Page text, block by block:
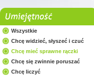
Umiejętność
Wszystkie
Chcę widzieć, słyszeć i czuć
Chcę mieć sprawne rączki
Chcę się zwinnie poruszać
Chcę liczyć